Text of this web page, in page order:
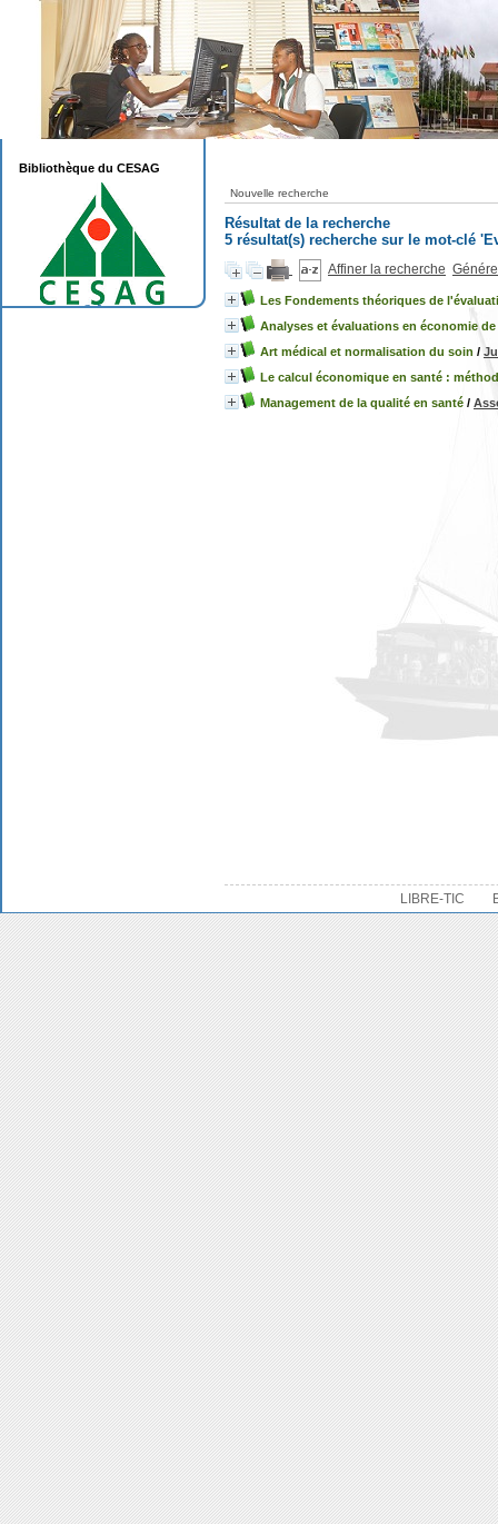
Nouvelle recherche
Résultat de la recherche
5 résultat(s) recherche sur le mot-clé
Affiner la recherche
Les Fondements théoriques de
Analyses et évaluations en économie
Art médical et normalisation du soin /
Le calcul économique en santé :
Management de la qualité en santé /
LIBRE-TIC
Bibliothèque du CESAG